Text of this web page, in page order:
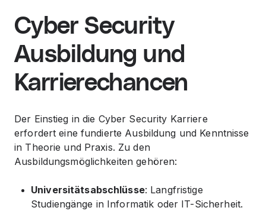
Cyber Security
Ausbildung und
Karrierechancen
Der Einstieg in die Cyber Security Karriere
erfordert eine fundierte Ausbildung und Kenntnisse
in Theorie und Praxis. Zu den
Ausbildungsmöglichkeiten gehören:
Universitätsabschlüsse: Langfristige
Studiengänge in Informatik oder IT-Sicherheit.